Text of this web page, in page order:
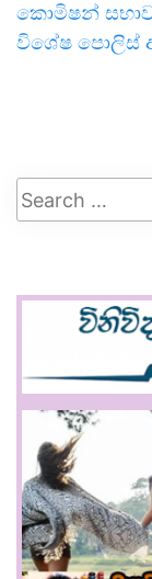
කොමිෂන්
විශේෂ පොලිස්